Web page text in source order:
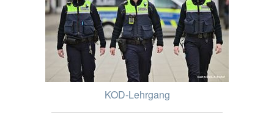
KOD-Lehrgang